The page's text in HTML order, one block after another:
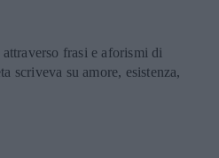
frasi e aforismi di
scriveva su amore, esistenza,